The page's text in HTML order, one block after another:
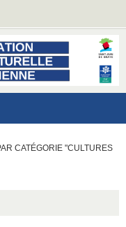
CATÉGORIE "CULTURES